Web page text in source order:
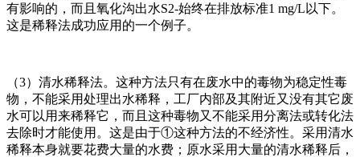
有影响的，而且氧化沟出水S2-始终在排放标准1 mg/L以下。
这是稀释法成功应用的一个例子。
（3）清水稀释法。这种方法只有在废水中的毒物为稳定性毒
物，不能采用处理出水稀释，工厂内部及其附近又没有其它废
水可以用来稀释它，而且这种毒物又不能采用分离法或转化法
去除时才能使用。这是由于①这种方法的不经济性。采用清水
稀释本身就要花费大量的水费；原水采用大量的清水稀释后，